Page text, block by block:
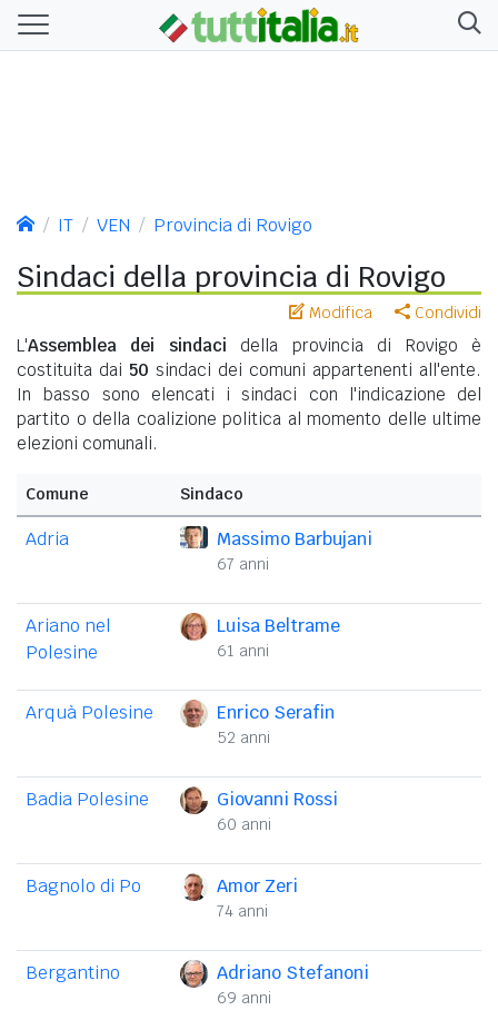
IT VEN Provincia di Rovigo
Sindaci della provincia di Rovigo
Modifica Condividi
L'Assemblea dei sindaci della provincia di Rovigo è
costituita dai 50 sindaci dei comuni appartenenti all'ente.
In basso sono elencati i sindaci con l'indicazione del
partito o della coalizione politica al momento delle ultime
elezioni comunali.
Comune Sindaco
Adria Massimo Barbujani
67 anni
Ariano nel
Polesine
Luisa Beltrame
61 anni
Arquà Polesine Enrico Serafin
52 anni
Badia Polesine Giovanni Rossi
60 anni
Bagnolo di Po Amor Zeri
74 anni
Bergantino Adriano Stefanoni
69 anni